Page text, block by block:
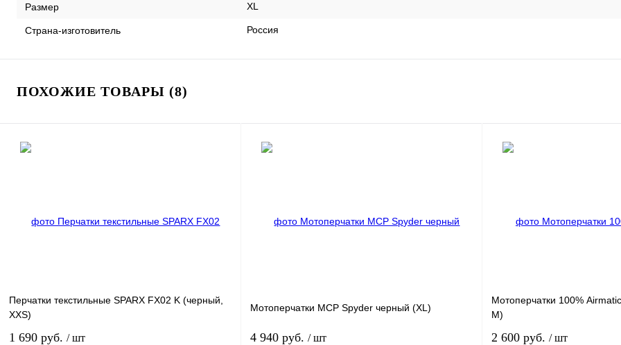
Размер XL
Страна-изготовитель Россия
ПОХОЖИЕ ТОВАРЫ (8)
Перчатки текстильные SPARX FX02 K (черный,
XXS)
1 690 руб. / шт
Мотоперчатки MCP Spyder черный (XL)
4 940 руб. / шт
Мотоперчатки 100%
M)
2 600 руб. / шт